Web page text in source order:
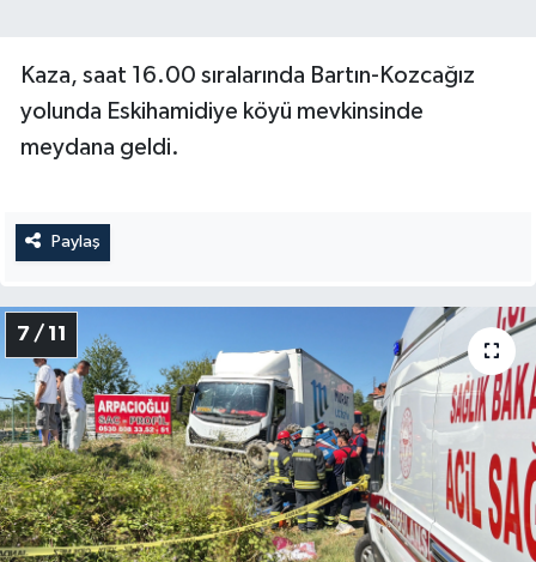
Kaza, saat 16.00 sıralarında Bartın-Kozcağız
yolunda Eskihamidiye köyü mevkinsinde
meydana geldi.
Paylaş
7 / 11